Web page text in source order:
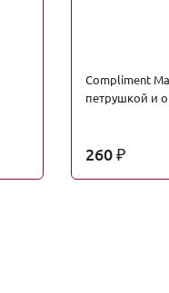
Сompliment
петрушкой и
260 ₽